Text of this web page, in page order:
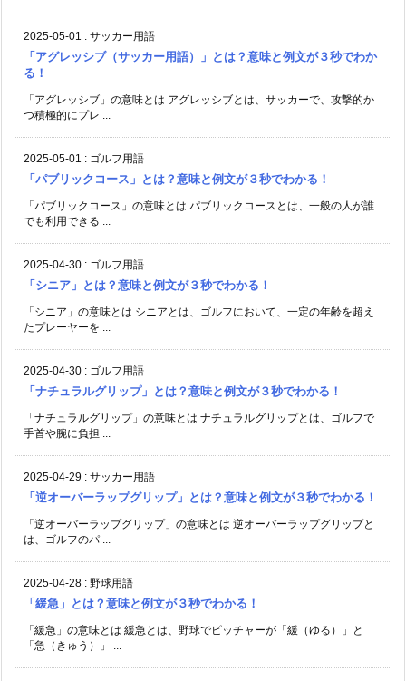
2025-05-01 : サッカー用語
「アグレッシブ（サッカー用語）」とは？意味と例文が３秒でわか
る！
「アグレッシブ」の意味とは アグレッシブとは、サッカーで、攻撃的か
つ積極的にプレ ...
2025-05-01 : ゴルフ用語
「パブリックコース」とは？意味と例文が３秒でわかる！
「パブリックコース」の意味とは パブリックコースとは、一般の人が誰
でも利用できる ...
2025-04-30 : ゴルフ用語
「シニア」とは？意味と例文が３秒でわかる！
「シニア」の意味とは シニアとは、ゴルフにおいて、一定の年齢を超え
たプレーヤーを ...
2025-04-30 : ゴルフ用語
「ナチュラルグリップ」とは？意味と例文が３秒でわかる！
「ナチュラルグリップ」の意味とは ナチュラルグリップとは、ゴルフで
手首や腕に負担 ...
2025-04-29 : サッカー用語
「逆オーバーラップグリップ」とは？意味と例文が３秒でわかる！
「逆オーバーラップグリップ」の意味とは 逆オーバーラップグリップと
は、ゴルフのパ ...
2025-04-28 : 野球用語
「緩急」とは？意味と例文が３秒でわかる！
「緩急」の意味とは 緩急とは、野球でピッチャーが「緩（ゆる）」と
「急（きゅう）」 ...